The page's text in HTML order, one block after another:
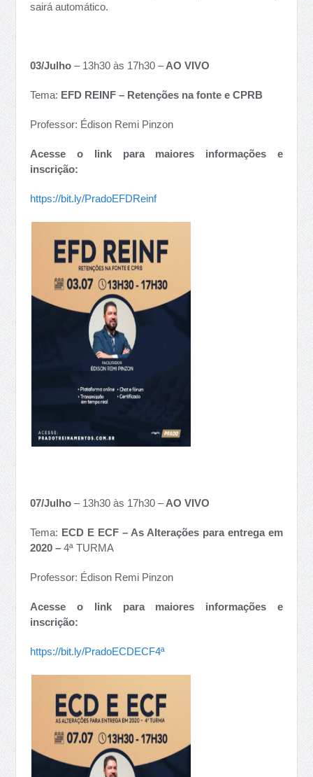
sairá automático.
03/Julho– 13h30 às 17h30 –AO VIVO
Tema: EFD REINF – Retenções na fonte e CPRB
Professor: Édison Remi Pinzon
Acesse o link para maiores informações e
inscrição:
https://bit.ly/PradoEFDReinf
07/Julho– 13h30 às 17h30 –AO VIVO
Tema: ECD E ECF – As Alterações para entrega em
2020 –4ª TURMA
Professor: Édison Remi Pinzon
Acesse o link para maiores informações e
inscrição:
https://bit.ly/PradoECDECF4ª